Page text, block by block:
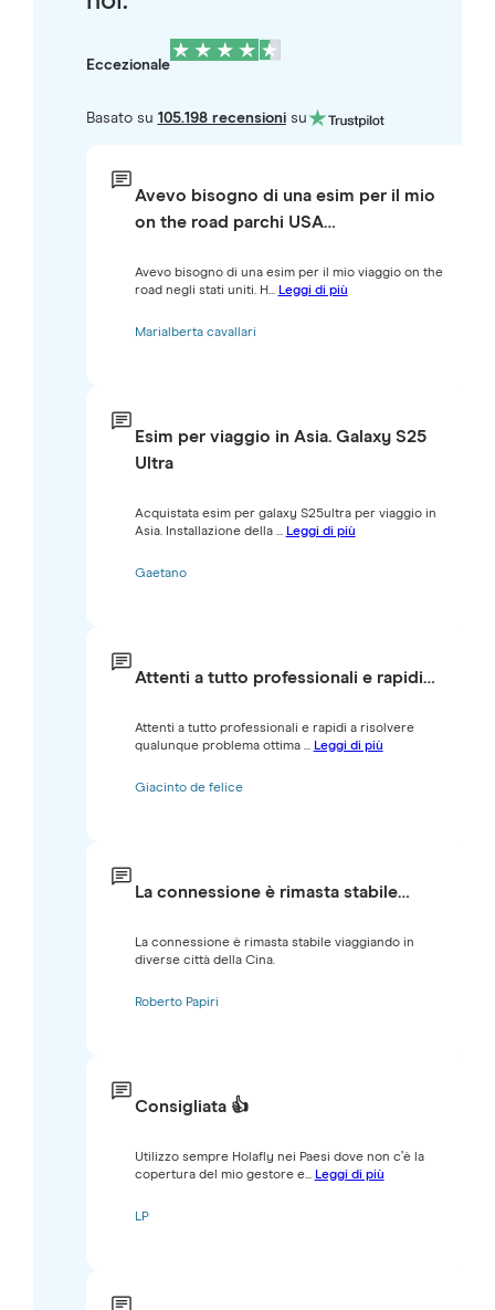
Eccezionale
Basato su 105.198 recensionisu
Avevo bisogno di una esim per il mio
on the road parchi USA…
Avevo bisogno di una esim per il mio viaggio on the
road negli stati uniti. H... Leggi di più
Marialberta cavallari
Esim per viaggio in Asia. Galaxy S25
Ultra
Acquistata esim per galaxy S25ultra per viaggio in
Asia. Installazione della ... Leggi di più
Gaetano
Attenti a tutto professionali e rapidi…
Attenti a tutto professionali e rapidi a risolvere
qualunque problema ottima ... Leggi di più
Giacinto de felice
La connessione è rimasta stabile…
La connessione è rimasta stabile viaggiando in
diverse città della Cina.
Roberto Papiri
Consigliata 👍
Utilizzo sempre Holafly nei Paesi dove non c’è la
copertura del mio gestore e... Leggi di più
LP